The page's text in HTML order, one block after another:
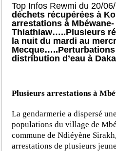
Top Infos Rewmi du 20/
déchets récupérées à
arrestations à Mbéwane-
Thiathiaw…..Plusieurs
la nuit du mardi au
distribution d’eau à
Plusieurs arrestations à
La gendarmerie a dispersé
populations du village de
commune de Ndiéyène
arrestations de plusieurs